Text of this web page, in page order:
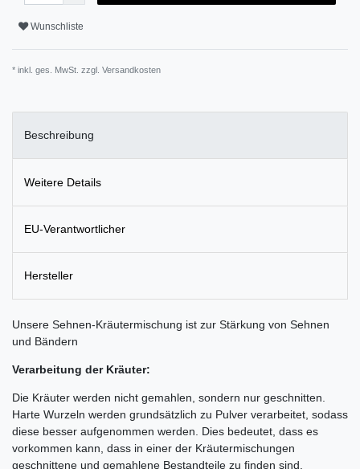
Wunschliste
* inkl. ges. MwSt. zzgl. Versandkosten
Beschreibung
Weitere Details
EU-Verantwortlicher
Hersteller
Unsere Sehnen-Kräutermischung ist zur Stärkung von Sehnen
und Bändern
Verarbeitung der Kräuter:
Die Kräuter werden nicht gemahlen, sondern nur geschnitten.
Harte Wurzeln werden grundsätzlich zu Pulver verarbeitet, sodass
diese besser aufgenommen werden. Dies bedeutet, dass es
vorkommen kann, dass in einer der Kräutermischungen
geschnittene und gemahlene Bestandteile zu finden sind.